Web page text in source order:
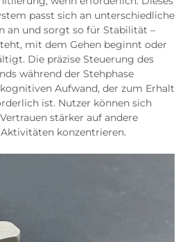
passt sich an unterschiedliche
an und sorgt so für Stabilität –
mit dem Gehen beginnt oder
Die präzise Steuerung des
während der Stehphase
Aufwand, der zum Erhalt
ist. Nutzer können sich
stärker auf andere
konzentrieren.